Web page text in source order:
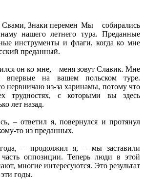
Мы собирались
нашего летнего тура. Преданные
инструменты и флаги, когда ко мне
преданный.
он ко мне, – меня зовут Славик. Мне
впервые на вашем польском туре.
нервничаю из-за харинамы, потому что
трудностях, с которыми вы здесь
лет назад.
– ответил я, повернулся и протянул
то из преданных.
– продолжил я, – мы заставили
оппозиции. Теперь люди в этой
многие интересуются. Это результат
годы.